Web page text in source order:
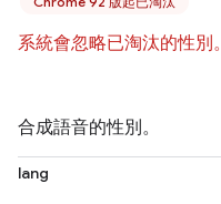
系統會忽略已淘汰的性別。
合成語音的性別。
lang